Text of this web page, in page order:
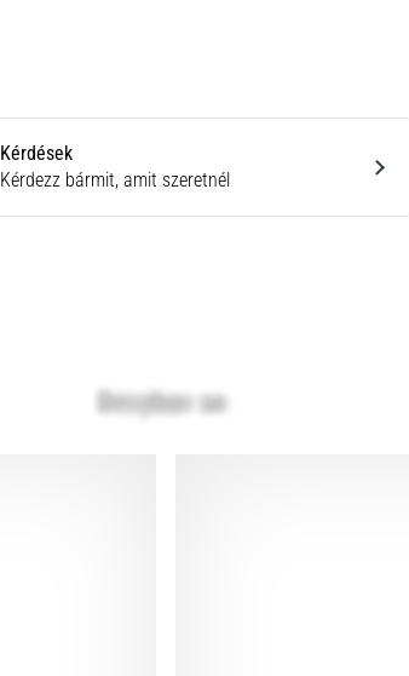
Kérdések
Kérdezz bármit, amit szeretnél